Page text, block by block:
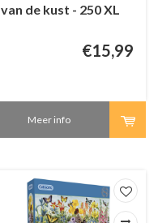
van de kust - 250 XL
€15,99
Meer info